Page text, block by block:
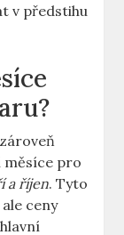
v předstihu
měsíce pro
a říjen. Tyto
ceny